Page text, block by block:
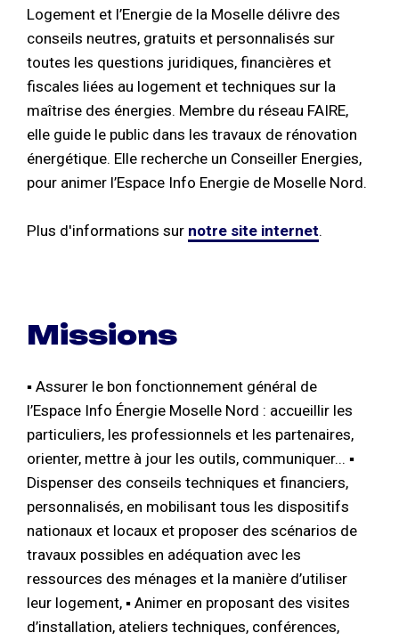
Logement et l’Energie de la Moselle délivre des
conseils neutres, gratuits et personnalisés sur
toutes les questions juridiques, financières et
fiscales liées au logement et techniques sur la
maîtrise des énergies. Membre du réseau FAIRE,
elle guide le public dans les travaux de rénovation
énergétique. Elle recherche un Conseiller Energies,
pour animer l’Espace Info Energie de Moselle Nord.
Plus d'informations sur notre site internet.
Missions
▪ Assurer le bon fonctionnement général de
l’Espace Info Énergie Moselle Nord : accueillir les
particuliers, les professionnels et les partenaires,
orienter, mettre à jour les outils, communiquer... ▪
Dispenser des conseils techniques et financiers,
personnalisés, en mobilisant tous les dispositifs
nationaux et locaux et proposer des scénarios de
travaux possibles en adéquation avec les
ressources des ménages et la manière d’utiliser
leur logement, ▪ Animer en proposant des visites
d’installation, ateliers techniques, conférences,